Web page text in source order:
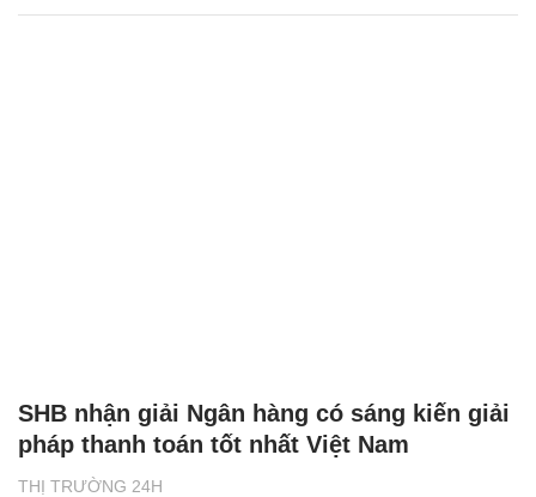
THỊ TRƯỜNG 24H
SHB nhận giải Ngân hàng có sáng kiến giải
pháp thanh toán tốt nhất Việt Nam